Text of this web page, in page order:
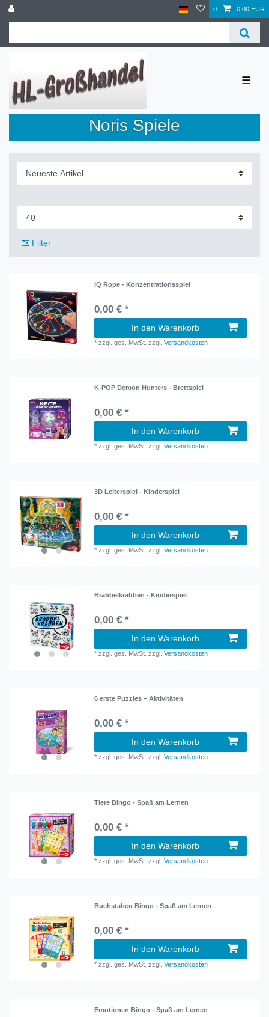
0 0,00 EUR
☰
Noris Spiele
Filter
IQ Rope - Konzentrationsspiel
0,00 € *
In den Warenkorb
*zzgl. ges. MwSt. zzgl.Versandkosten
K-POP Demon Hunters - Brettspiel
0,00 € *
In den Warenkorb
*zzgl. ges. MwSt. zzgl.Versandkosten
3D Leiterspiel - Kinderspiel
0,00 € *
In den Warenkorb
*zzgl. ges. MwSt. zzgl.Versandkosten
Brabbelkrabben - Kinderspiel
0,00 € *
In den Warenkorb
*zzgl. ges. MwSt. zzgl.Versandkosten
6 erste Puzzles – Aktivitäten
0,00 € *
In den Warenkorb
*zzgl. ges. MwSt. zzgl.Versandkosten
Tiere Bingo - Spaß am Lernen
0,00 € *
In den Warenkorb
*zzgl. ges. MwSt. zzgl.Versandkosten
Buchstaben Bingo - Spaß am Lernen
0,00 € *
In den Warenkorb
*zzgl. ges. MwSt. zzgl.Versandkosten
Emotionen Bingo - Spaß am Lernen